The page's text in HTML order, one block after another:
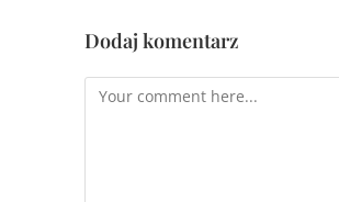
Dodaj komentarz